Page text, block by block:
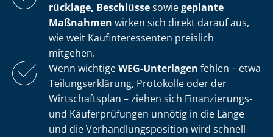
rück­la­ge, Beschlüssesowiegeplante
Maßnahmen wirken sich direkt darauf aus,
wie weit Kauf­in­ter­es­sen­ten preislich
mitgehen.
Wenn wichtigeWEG-Unterlagen fehlen – etwa
Tei­lungs­er­klä­rung, Protokolle oder der
Wirtschaftsplan – ziehen sich Finanzierungs-
und Käuferprüfungen unnötig in die Länge
und die Ver­hand­lungs­po­si­ti­on wird schnell